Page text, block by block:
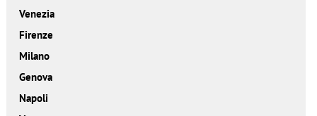
Venezia
Firenze
Milano
Genova
Napoli